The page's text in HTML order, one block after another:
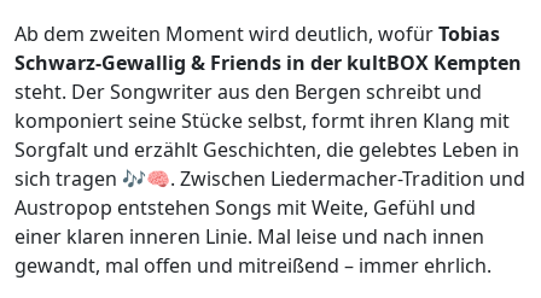
Ab dem zweiten Moment wird deutlich, wofürTobias
Schwarz-Gewallig & Friends in der kultBOX Kempten
steht. Der Songwriter aus den Bergen schreibt und
komponiert seine Stücke selbst, formt ihren Klang mit
Sorgfalt und erzählt Geschichten, die gelebtes Leben in
sich tragen 🎶🧠. Zwischen Liedermacher-Tradition und
Austropop entstehen Songs mit Weite, Gefühl und
einer klaren inneren Linie. Mal leise und nach innen
gewandt, mal offen und mitreißend – immer ehrlich.